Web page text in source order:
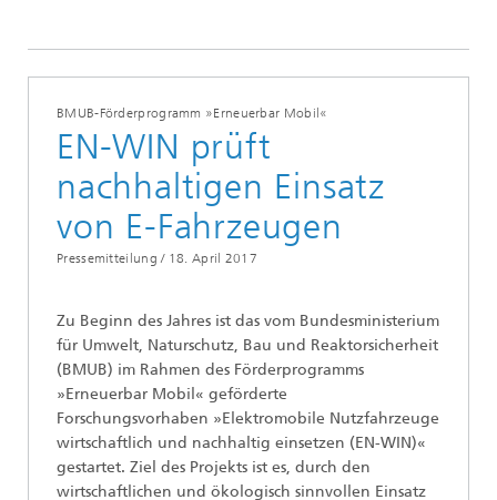
BMUB-Förderprogramm »Erneuerbar Mobil«
EN-WIN prüft
nachhaltigen Einsatz
von E-Fahrzeugen
Pressemitteilung / 18. April 2017
Zu Beginn des Jahres ist das vom Bundesministerium
für Umwelt, Naturschutz, Bau und Reaktorsicherheit
(BMUB) im Rahmen des Förderprogramms
»Erneuerbar Mobil« geförderte
Forschungsvorhaben »Elektromobile Nutzfahrzeuge
wirtschaftlich und nachhaltig einsetzen (EN-WIN)«
gestartet. Ziel des Projekts ist es, durch den
wirtschaftlichen und ökologisch sinnvollen Einsatz